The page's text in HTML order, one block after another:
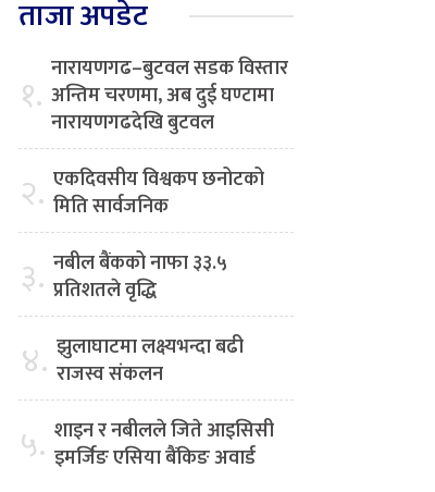
ताजा अपडेट
१. नारायणगढ–बुटवल सडक विस्तार
अन्तिम चरणमा, अब दुई घण्टामा
नारायणगढदेखि बुटवल
२. एकदिवसीय विश्वकप छनोटको
मिति सार्वजनिक
३. नबील बैंकको नाफा ३३.५
प्रतिशतले वृद्धि
४. झुलाघाटमा लक्ष्यभन्दा बढी
राजस्व संकलन
५. शाइन र नबीलले जिते आइसिसी
इमर्जिङ एसिया बैंकिङ अवार्ड